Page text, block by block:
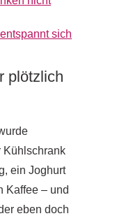
sich
plötzlich
Kühlschrank
ein Joghurt
Kaffee – und
eben doch